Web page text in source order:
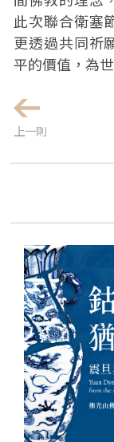
此次聯合衛塞
更透過共同祈
平的價值，為
上一則